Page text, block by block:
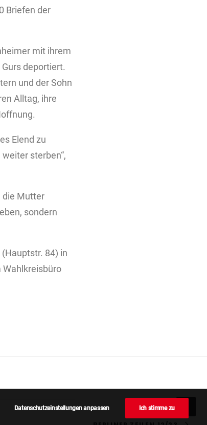
Briefen der
mit ihrem
deportiert.
und der Sohn
Alltag, ihre
Elend zu
sterben“,
die Mutter
sondern
84) in
Datenschutzeinstellungen anpassen Ich stimme zu